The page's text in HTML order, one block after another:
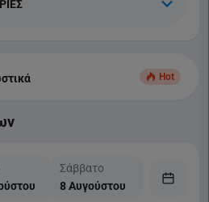
Hot
Σάββατο
8 Αυγούστου
9